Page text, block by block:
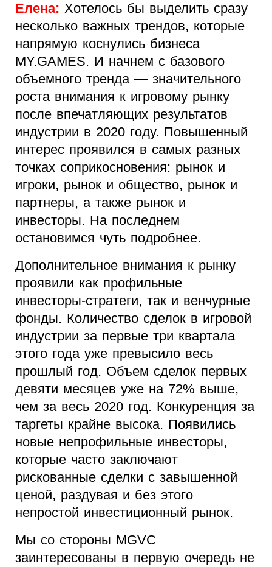
Елена: Хотелось бы выделить сразу
несколько важных трендов, которые
напрямую коснулись бизнеса
MY.GAMES. И начнем с базового
объемного тренда — значительного
роста внимания к игровому рынку
после впечатляющих результатов
индустрии в 2020 году. Повышенный
интерес проявился в самых разных
точках соприкосновения: рынок и
игроки, рынок и общество, рынок и
партнеры, а также рынок и
инвесторы. На последнем
остановимся чуть подробнее.
Дополнительное внимания к рынку
проявили как профильные
инвесторы-стратеги, так и венчурные
фонды. Количество сделок в игровой
индустрии за первые три квартала
этого года уже превысило весь
прошлый год. Объем сделок первых
девяти месяцев уже на 72% выше,
чем за весь 2020 год. Конкуренция за
таргеты крайне высока. Появились
новые непрофильные инвесторы,
которые часто заключают
рискованные сделки с завышенной
ценой, раздувая и без этого
непростой инвестиционный рынок.
Мы со стороны MGVC
заинтересованы в первую очередь не